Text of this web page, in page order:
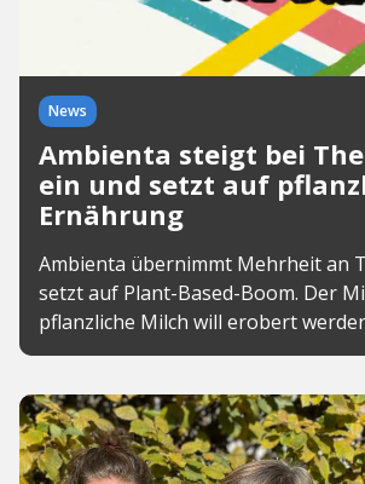
News
Ambienta steigt bei
ein und setzt auf
Ernährung
Ambienta übernimmt Mehrheit an
setzt auf Plant-Based-Boom. Der
pflanzliche Milch will erobert